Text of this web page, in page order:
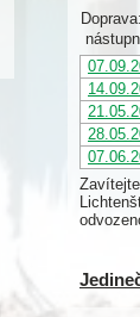
Doprava: